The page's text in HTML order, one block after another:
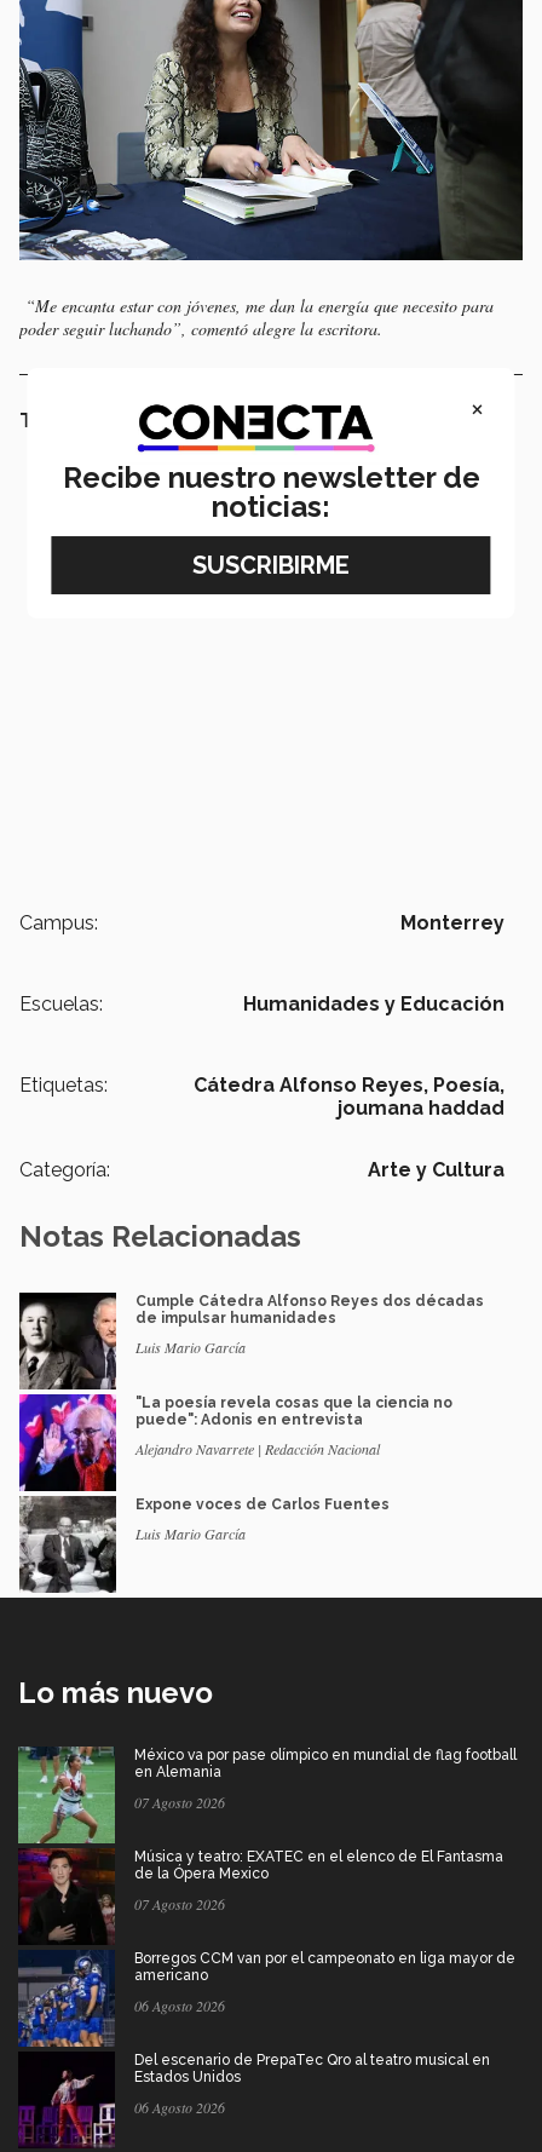
“Me encanta estar con jóvenes, me dan la energía que necesito para
poder seguir luchando”, comentó alegre la escritora.
TAMBIÉN TE PODRÍA INTERESAR LEER:
Campus: Monterrey
Escuelas: Humanidades y Educación
Etiquetas: Cátedra Alfonso Reyes, Poesía,
joumana haddad
Categoría: Arte y Cultura
Notas Relacionadas
Cumple Cátedra Alfonso Reyes dos décadas
de impulsar humanidades
Luis Mario García
"La poesía revela cosas que la ciencia no
puede": Adonis en entrevista
Alejandro Navarrete | Redacción Nacional
Expone voces de Carlos Fuentes
Luis Mario García
Lo más nuevo
México va por pase olímpico en mundial de flag football
en Alemania
07 Agosto 2026
Música y teatro: EXATEC en el elenco de El Fantasma
de la Ópera Mexico
07 Agosto 2026
Borregos CCM van por el campeonato en liga mayor de
americano
06 Agosto 2026
Del escenario de PrepaTec Qro al teatro musical en
Estados Unidos
06 Agosto 2026
×
Recibe nuestro newsletter de
noticias: